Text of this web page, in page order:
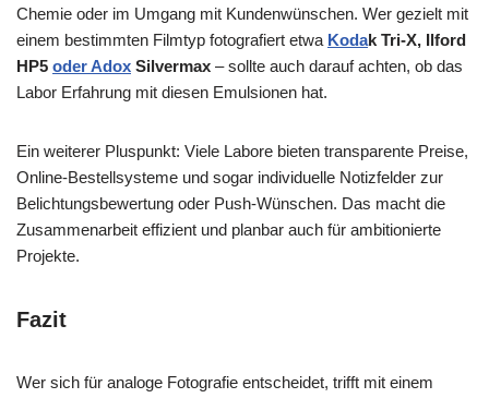
Chemie oder im Umgang mit Kundenwünschen. Wer gezielt mit
einem bestimmten Filmtyp fotografiert etwa Kodak Tri-X, Ilford
HP5 oder Adox Silvermax – sollte auch darauf achten, ob das
Labor Erfahrung mit diesen Emulsionen hat.
Ein weiterer Pluspunkt: Viele Labore bieten transparente Preise,
Online-Bestellsysteme und sogar individuelle Notizfelder zur
Belichtungsbewertung oder Push-Wünschen. Das macht die
Zusammenarbeit effizient und planbar auch für ambitionierte
Projekte.
Fazit
Wer sich für analoge Fotografie entscheidet, trifft mit einem